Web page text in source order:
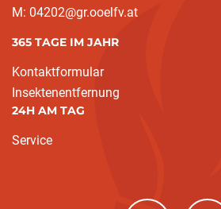
M: 04202@gr.ooelfv.at
365 TAGE IM JAHR
Kontaktformular
Insektenentfernung
24H AM TAG
Service